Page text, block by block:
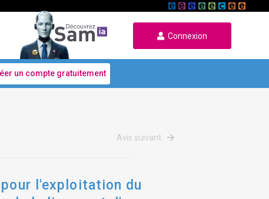
Connexion
un compte gratuitement
Avis suivant
l'exploitation du